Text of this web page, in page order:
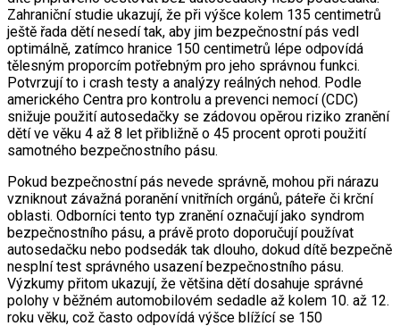
Zahraniční studie ukazují, že při výšce kolem 135 centimetrů
ještě řada dětí nesedí tak, aby jim bezpečnostní pás vedl
optimálně, zatímco hranice 150 centimetrů lépe odpovídá
tělesným proporcím potřebným pro jeho správnou funkci.
Potvrzují to i crash testy a analýzy reálných nehod. Podle
amerického Centra pro kontrolu a prevenci nemocí (CDC)
snižuje použití autosedačky se zádovou opěrou riziko zranění
dětí ve věku 4 až 8 let přibližně o 45 procent oproti použití
samotného bezpečnostního pásu.
Pokud bezpečnostní pás nevede správně, mohou při nárazu
vzniknout závažná poranění vnitřních orgánů, páteře či krční
oblasti. Odborníci tento typ zranění označují jako syndrom
bezpečnostního pásu, a právě proto doporučují používat
autosedačku nebo podsedák tak dlouho, dokud dítě bezpečně
nesplní test správného usazení bezpečnostního pásu.
Výzkumy přitom ukazují, že většina dětí dosahuje správné
polohy v běžném automobilovém sedadle až kolem 10. až 12.
roku věku, což často odpovídá výšce blížící se 150